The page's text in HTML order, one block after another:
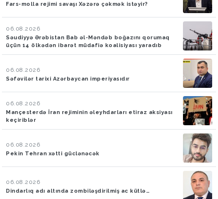
Fars-molla rejimi savaşı Xəzərə çəkmək istəyir?
06.08.2026
Səudiyyə Ərəbistan Bab əl-Məndəb boğazını qorumaq
üçün 14 ölkədən ibarət müdafiə koalisiyası yaradıb
06.08.2026
Səfəvilər tarixi Azərbaycan imperiyasıdır
06.08.2026
Mançesterdə İran rejiminin əleyhdarları etiraz aksiyası
keçiriblər
06.08.2026
Pekin Tehran xətti güclənəcək
06.08.2026
Dindarlıq adı altında zombiləşdirilmiş ac kütlə…